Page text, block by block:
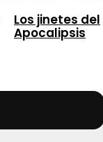
Los jinetes del
Apocalipsis